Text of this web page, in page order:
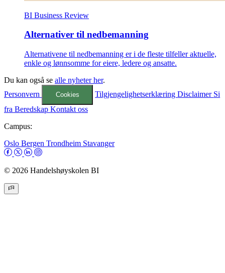
BI Business Review
Alternativer til nedbemanning
Alternativene til nedbemanning er i de fleste tilfeller aktuelle,
enkle og lønnsomme for eiere, ledere og ansatte.
Du kan også se alle nyheter her.
Personvern
Cookies TilgjengelighetserklæringDisclaimer Si
fra Beredskap Kontakt oss
Campus:
Oslo Bergen Trondheim Stavanger
© 2026 Handelshøyskolen BI